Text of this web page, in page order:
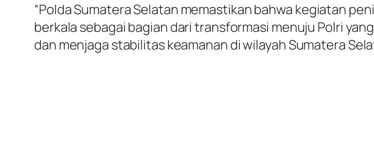
“Polda Sumatera Selatan memastikan bahwa kegiatan
berkala sebagai bagian dari transformasi menuju Polri
dan menjaga stabilitas keamanan di wilayah Sumatera